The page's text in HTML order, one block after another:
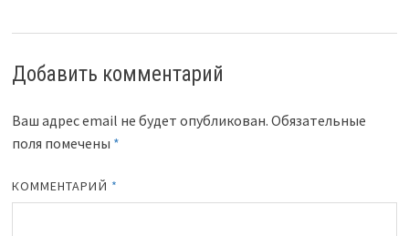
Добавить комментарий
Ваш адрес email не будет опубликован. Обязательные
поля помечены *
КОММЕНТАРИЙ *